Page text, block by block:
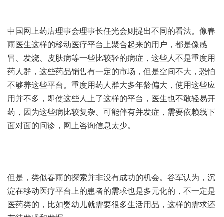
中国网上药店理事会理事长任光会则提出不同的看法。像春
雨医生这样的移动医疗平台上聚合起来的用户，都是像感
冒、发烧、皮肤病等一些比较轻的病症，这些人不是重度用
药人群，这些药品销售有一定的市场，但是空间不大，恐怕
不够养这些平台。重度用药人群大多年龄偏大，使用这些应
用并不多，即使这些人上了这样的平台，医生也不敢轻易开
药，因为这些病比较复杂、可能伴有并发症，需要依赖线下
面对面的问诊，网上咨询信息太少。
但是，类似春雨的探索并非没有成功的机会。谷军认为，沉
淀在移动医疗平台上的患者的需求也是多元化的，不一定是
医药类的，比如婴幼儿就需要很多生活用品，这样的需求还